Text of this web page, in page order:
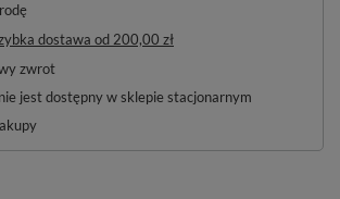
dostawa od 200,00 zł
zwrot
jest dostępny w sklepie stacjonarnym